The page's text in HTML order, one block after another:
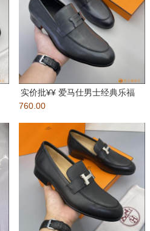
实价批¥¥ 爱马仕男士经典乐福
鞋，将经典的鞋履款式与标志性
760.00